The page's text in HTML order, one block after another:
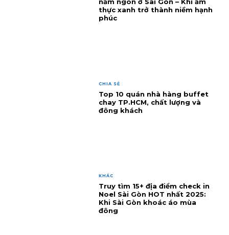
nấm ngon ở Sài Gòn – Khi ẩm
thực xanh trở thành niềm hạnh
phúc
CHIA SẺ
Top 10 quán nhà hàng buffet
chay TP.HCM, chất lượng và
đông khách
KHÁC
Truy tìm 15+ địa điểm check in
Noel Sài Gòn HOT nhất 2025:
Khi Sài Gòn khoác áo mùa
đông